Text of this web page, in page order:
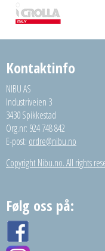
Kontaktinfo
NIBU AS
Industriveien 3
3430 Spikkestad
Org.nr: 924 748 842
E-post: ordre@nibu.no
Copyright Nibu.no. All rights
Følg oss på: